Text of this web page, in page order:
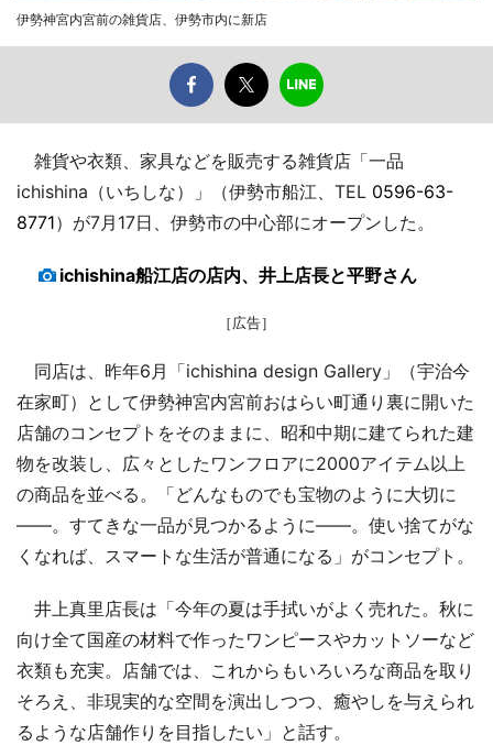
伊勢神宮内宮前の雑貨店、伊勢市内に新店
雑貨や衣類、家具などを販売する雑貨店「一品
ichishina（いちしな）」（伊勢市船江、TEL 0596-63-
8771）が7月17日、伊勢市の中心部にオープンした。
ichishina船江店の店内、井上店長と平野さん
［広告］
同店は、昨年6月「ichishina design Gallery」（宇治今
在家町）として伊勢神宮内宮前おはらい町通り裏に開いた
店舗のコンセプトをそのままに、昭和中期に建てられた建
物を改装し、広々としたワンフロアに2000アイテム以上
の商品を並べる。「どんなものでも宝物のように大切に
――。すてきな一品が見つかるように――。使い捨てがな
くなれば、スマートな生活が普通になる」がコンセプト。
井上真里店長は「今年の夏は手拭いがよく売れた。秋に
向け全て国産の材料で作ったワンピースやカットソーなど
衣類も充実。店舗では、これからもいろいろな商品を取り
そろえ、非現実的な空間を演出しつつ、癒やしを与えられ
るような店舗作りを目指したい」と話す。